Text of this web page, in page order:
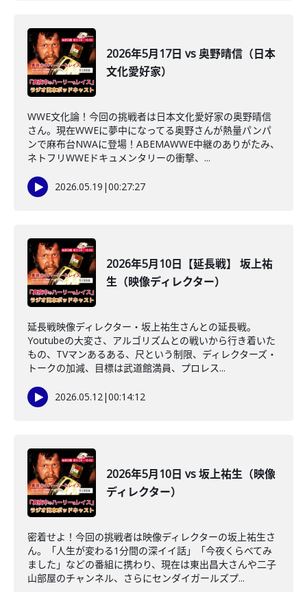
2026年5月17日 vs 奥野晴信（日本
文化愛好家）
WWE文化論！今回の挑戦者は日本文化愛好家の奥野晴信
さん。現在WWEに夢中になってる奥野さんが熱量パンパ
ンで麻布台NWAに登場！ABEMAWWE中継のありがたみ、
ネトフリWWEドキュメンタリーの衝撃、...
2026.05.19 |00:27:27
2026年5月10日【延長戦】 坂上祐
生（映像ディレクター）
延長戦映像ディレクター・坂上祐生さんとの延長戦。
Youtubeの大変さ、アルゴリズムとの戦いから行き着いた
もの、TVマンあるある、尺という制限、ディレクターズ・
トークの加減、目標は武道館満員、プロレス...
2026.05.12|00:14:12
2026年5月10日 vs 坂上祐生（映像
ディレクター）
密着せよ！今回の挑戦者は映像ディレクターの坂上祐生さ
ん。「人生が変わる1分間の深イイ話」「今夜くらべてみ
ました」などの番組に携わり、現在は東出昌大さんや二子
山部屋のチャンネル、さらにセンダイガールズプ...